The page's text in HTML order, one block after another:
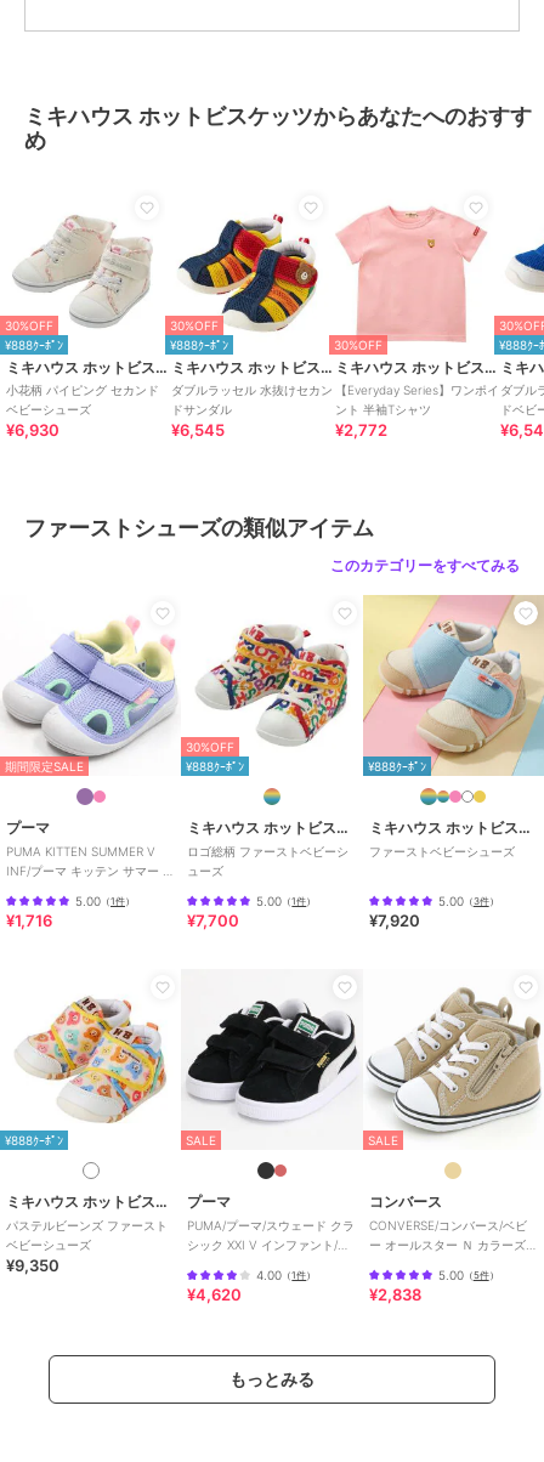
■甲は面ファスナー
ます。
※面ファスナーとは、マジックテープのことです。
(「マジックテープ」は（株）クラレの登録商標です。)
★商品のお気に入り登録
登録すると、完売しても再入荷時に通知を受け取ることができます。
★ブランドのお気に入り登録
新商品や再入荷などの情報を受け取ることができますので、ぜひご登
録ください♪
>>無料ギフトサービスについての詳細はこちら
ミキハウス ホットビスケッツ
ミキハウス ホットビスケッツ
商品カテゴリ ベビーシューズ ／ファーストシ
ューズ
性別タイプ
ガールズ
ベビーシューズ
／ファーストシ
ューズ
ベビーシューズ
ューズ
カラー 赤、白
サイズ 5サイズ展開
商品のお取り扱い方法
原産国 中国
ミキハウス ホットビスケッツからあなたへのおすす
め
30%OFF
¥888ｸｰﾎﾟﾝ
ミキハウス ホットビスケッツ
小花柄 パイピング セカンド
ベビーシューズ
¥6,930
30%OFF
¥888ｸｰﾎﾟﾝ
ミキハウス ホットビスケッツ
ダブルラッセル 水抜けセカン
ドサンダル
¥6,545
30%OFF
ミキハウス ホットビスケッツ
【Everyday Series】ワンポイ
ント 半袖Tシャツ
¥2,772
¥888ｸｰ
ダブル
ドベビ
ファーストシューズの類似アイテム
このカテゴリーをすべてみる
期間限定SALE
プーマ
PUMA KITTEN SUMMER V
INF/プーマ キッテン サマー V
5.00 （1件）
¥1,716
30%OFF
¥888ｸｰﾎﾟﾝ
ミキハウス ホットビスケッツ
ロゴ総柄 ファーストベビーシ
ューズ
5.00 （1件）
¥7,700
¥888ｸｰﾎﾟﾝ
ミキハウス ホットビスケッツ
ファーストベビーシューズ
5.00（3件）
¥7,920
¥888ｸｰﾎﾟﾝ
ミキハウス ホットビスケッツ
パステルビーンズ ファースト
ベビーシューズ
¥9,350
SALE
プーマ
PUMA/プーマ/スウェード クラ
シック XXI V インファント/ベ
4.00 （1件）
¥4,620
SALE
コンバース
CONVERSE/コンバース/ベビ
ー オールスター Ｎ カラーズ
5.00（5件）
¥2,838
もっとみる